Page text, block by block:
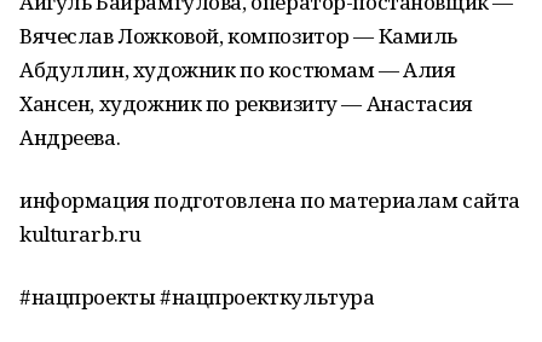
Вячеслав Ложковой, композитор — Камиль
Абдуллин, художник по костюмам — Алия
Хансен, художник по реквизиту — Анастасия
Андреева.
информация подготовлена по материалам сайта
kulturarb.ru
#нацпроекты #нацпроекткультура